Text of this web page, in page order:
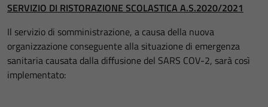
SERVIZIO DI RISTORAZIONE SCOLASTICA A.S.2020/2021
Il servizio di somministrazione, a causa della nuova
organizzazione conseguente alla situazione di emergenza
sanitaria causata dalla diffusione del SARS COV-2, sarà così
implementato: